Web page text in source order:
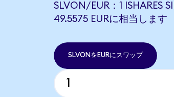
SLVON/EUR：1 ISHARES
49.5575 EURに相当します
SLVONをEURにスワップ